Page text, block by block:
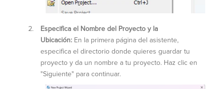
Especifica el Nombre del Proyecto y la
Ubicación: En la primera página del asistente,
especifica el directorio donde quieres guardar tu
proyecto y da un nombre a tu proyecto. Haz clic en
"Siguiente" para continuar.